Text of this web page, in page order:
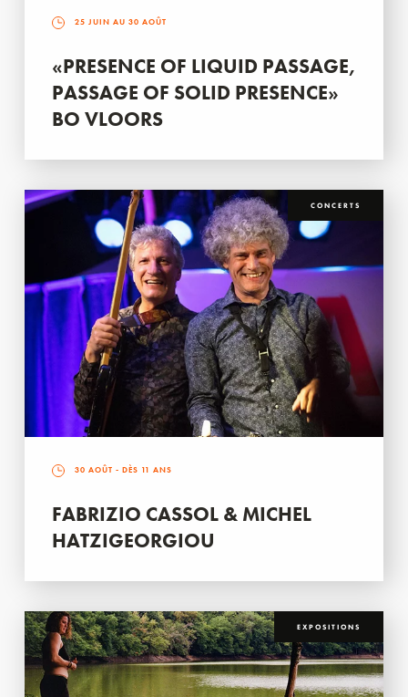
25 JUIN AU 30 AOÛT
«PRESENCE OF LIQUID PASSAGE,
PASSAGE OF SOLID PRESENCE»
BO VLOORS
CONCERTS
30 AOÛT - DÈS 11 ANS
FABRIZIO CASSOL & MICHEL
HATZIGEORGIOU
EXPOSITIONS